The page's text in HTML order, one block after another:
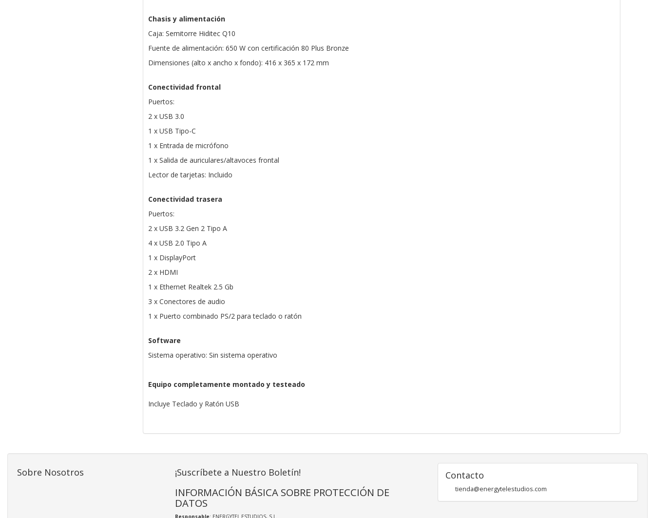
Chasis y alimentación
Caja: Semitorre Hiditec Q10
Fuente de alimentación: 650 W con certificación 80 Plus Bronze
Dimensiones (alto x ancho x fondo): 416 x 365 x 172 mm
Conectividad frontal
Puertos:
2 x USB 3.0
1 x USB Tipo-C
1 x Entrada de micrófono
1 x Salida de auriculares/altavoces frontal
Lector de tarjetas: Incluido
Conectividad trasera
Puertos:
2 x USB 3.2 Gen 2 Tipo A
4 x USB 2.0 Tipo A
1 x DisplayPort
2 x HDMI
1 x Ethernet Realtek 2.5 Gb
3 x Conectores de audio
1 x Puerto combinado PS/2 para teclado o ratón
Software
Sistema operativo: Sin sistema operativo
Equipo completamente montado y testeado
Incluye Teclado y Ratón USB
Sobre Nosotros ¡Suscríbete a Nuestro Boletín!
INFORMACIÓN BÁSICA SOBRE PROTECCIÓN DE
DATOS
Contacto
tienda@energytelestudios.com